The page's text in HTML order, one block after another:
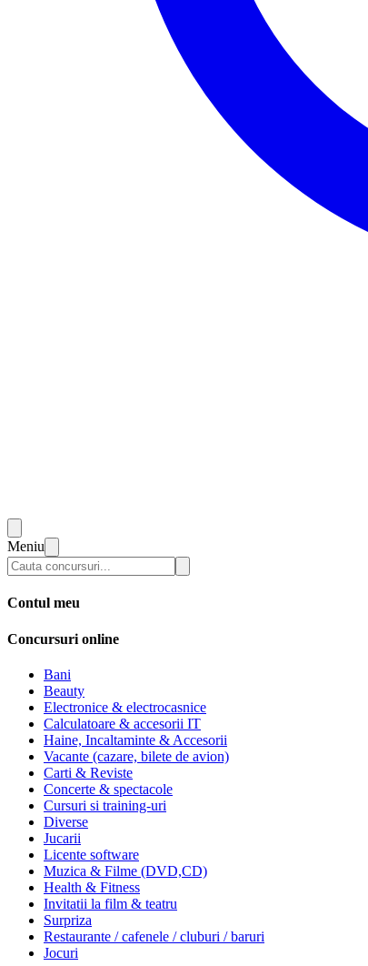
Meniu
Contul meu
Concursuri online
Bani
Beauty
Electronice & electrocasnice
Calculatoare & accesorii IT
Haine, Incaltaminte & Accesorii
Vacante (cazare, bilete de avion)
Carti & Reviste
Concerte & spectacole
Cursuri si training-uri
Diverse
Jucarii
Licente software
Muzica & Filme (DVD,CD)
Health & Fitness
Invitatii la film & teatru
Surpriza
Restaurante / cafenele / cluburi / baruri
Jocuri